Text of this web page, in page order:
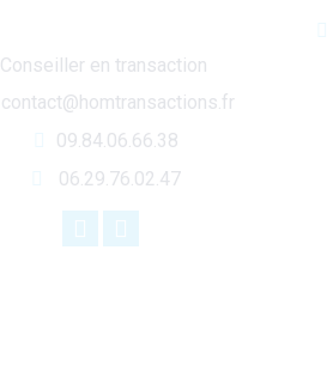
Conseiller en transaction
contact@homtransactions.fr
09.84.06.66.38
06.29.76.02.47